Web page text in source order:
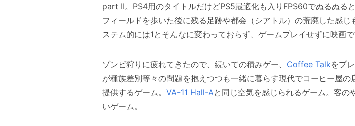
part II。PS4用のタイトルだけどPS5最適化も入りFPS60でぬるぬる
フィールドを歩いた後に残る足跡や都会（シアトル）の荒廃した感
ステム的には1とそんなに変わっておらず、ゲームプレイせずに映画で
ゾンビ狩りに疲れてきたので、続いての積みゲー、 Coffee Talkをプ
が種族差別等々の問題を抱えつつも一緒に暮らす現代でコーヒー屋
提供するゲーム。 VA-11 Hall-Aと同じ空気を感じられるゲーム。客の
いゲーム。